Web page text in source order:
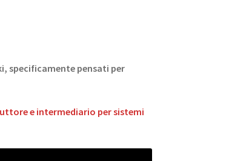
specificamente pensati per
e intermediario per sistemi